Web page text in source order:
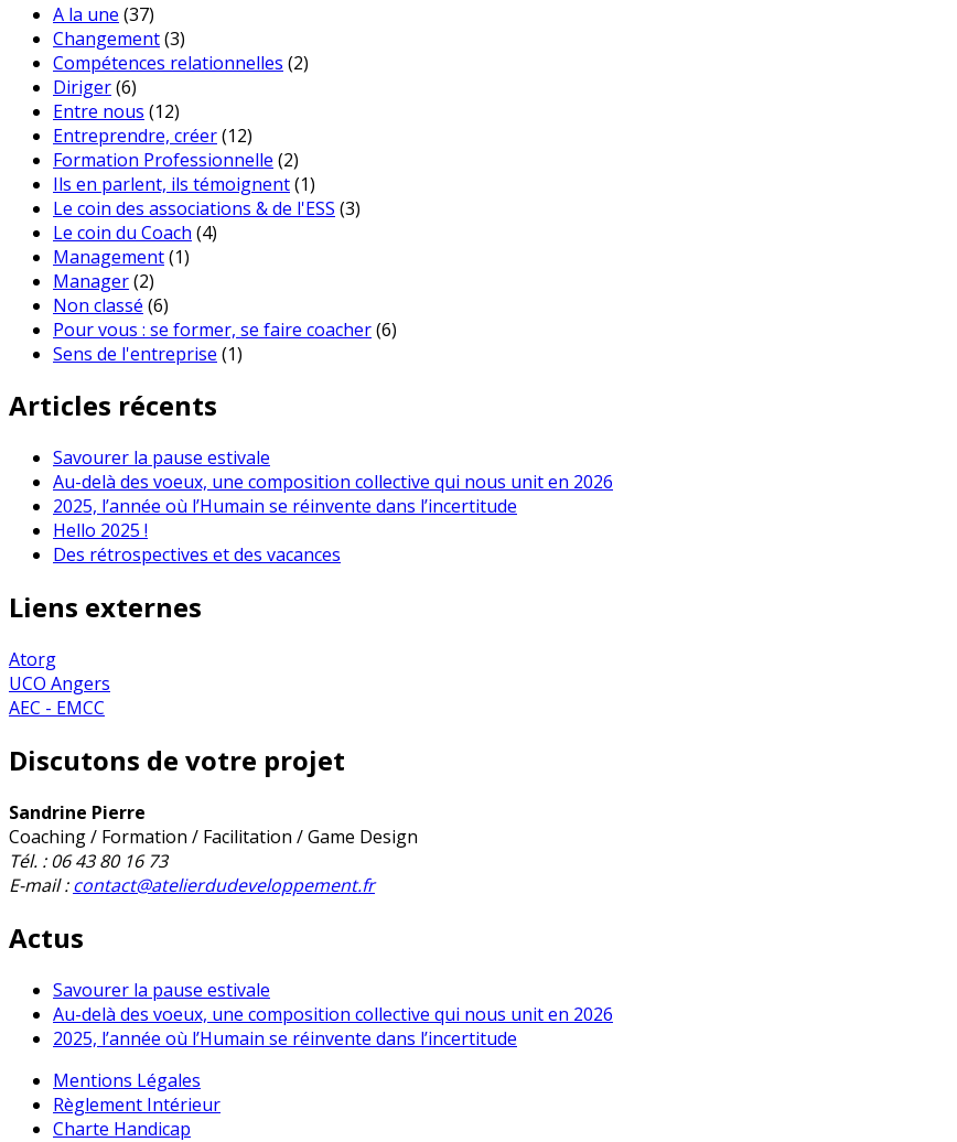
A la une (37)
Changement(3)
Compétences relationnelles (2)
Diriger(6)
Entre nous (12)
Entreprendre, créer(12)
Formation Professionnelle (2)
Ils en parlent, ils témoignent(1)
Le coin des associations & de l'ESS (3)
Le coin du Coach (4)
Management(1)
Manager(2)
Non classé (6)
Pour vous : se former, se faire coacher(6)
Sens de l'entreprise (1)
Articles récents
Savourer la pause estivale
Au-delà des voeux, une composition collective qui nous unit en 2026
2025, l’année où l’Humain se réinvente dans l’incertitude
Hello 2025 !
Des rétrospectives et des vacances
Liens externes
Atorg
UCO Angers
AEC - EMCC
Discutons de votre projet
Sandrine Pierre
Coaching / Formation / Facilitation / Game Design
Tél. : 06 43 80 16 73
E-mail :contact@atelierdudeveloppement.fr
Actus
Savourer la pause estivale
Au-delà des voeux, une composition collective qui nous unit en 2026
2025, l’année où l’Humain se réinvente dans l’incertitude
Mentions Légales
Règlement Intérieur
Charte Handicap